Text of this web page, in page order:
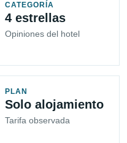
CATEGORÍA
4 estrellas
Opiniones del hotel
PLAN
Solo alojamiento
Tarifa observada